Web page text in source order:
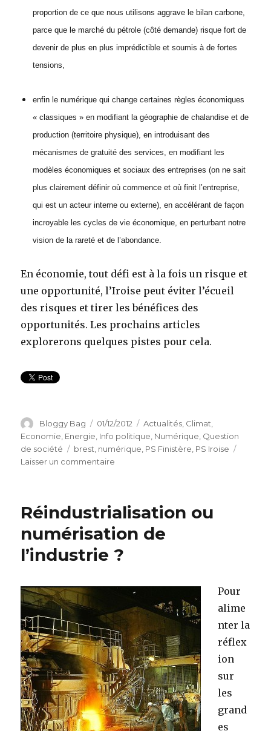
proportion de ce que nous utilisons aggrave le bilan carbone,
parce que le marché du pétrole (côté demande) risque fort de
devenir de plus en plus imprédictible et soumis à de fortes
tensions,
enfin le numérique qui change certaines règles économiques
« classiques » en modifiant la géographie de chalandise et de
production (territoire physique), en introduisant des
mécanismes de gratuité des services, en modifiant les
modèles économiques et sociaux des entreprises (on ne sait
plus clairement définir où commence et où finit l’entreprise,
qui est un acteur interne ou externe), en accélérant de façon
incroyable les cycles de vie économique, en perturbant notre
vision de la rareté et de l’abondance.
En économie, tout défi est à la fois un risque et
une opportunité, l’Iroise peut éviter l’écueil
des risques et tirer les bénéfices des
opportunités. Les prochains articles
explorerons quelques pistes pour cela.
Auteur
Bloggy Bag
Publié
le
01/12/2012 Catégories
Actualités Climat
Economie Energie Info politique Numérique Question
de société
Étiquettes
brest numérique PS Finistère PS Iroise
Laisser un commentaire
en
Réindustrialisation ou
numérisation de
l’industrie ?
Pour
alime
nter la
réflex
ion
sur
les
grand
es